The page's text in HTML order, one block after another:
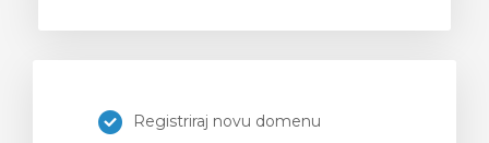
Registriraj novu domenu